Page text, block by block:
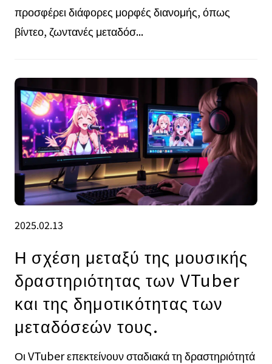
προσφέρει διάφορες μορφές διανομής, όπως
βίντεο, ζωντανές μεταδόσ...
2025.02.13
Η σχέση μεταξύ της μουσικής
δραστηριότητας των VTuber
και της δημοτικότητας των
μεταδόσεών τους.
Οι VTuber επεκτείνουν σταδιακά τη δραστηριότητά